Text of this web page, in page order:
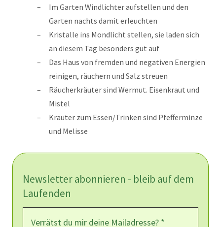
Im Garten Windlichter aufstellen und den
Garten nachts damit erleuchten
Kristalle ins Mondlicht stellen, sie laden sich
an diesem Tag besonders gut auf
Das Haus von fremden und negativen Energien
reinigen, räuchern und Salz streuen
Räucherkräuter sind Wermut. Eisenkraut und
Mistel
Kräuter zum Essen/Trinken sind Pfefferminze
und Melisse
Newsletter abonnieren - bleib auf dem
Laufenden